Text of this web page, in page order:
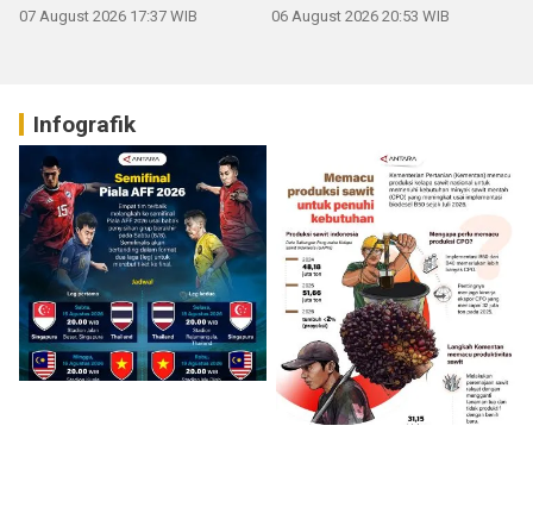
07 August 2026 17:37 WIB 06 August 2026 20:53 WIB
Infografik